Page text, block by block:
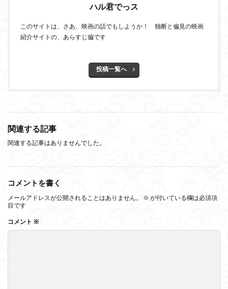
ハル君でっス
このサイトは、さあ、映画の話でもしようか！ 独断と偏見の映画
紹介サイトの、あらすじ偏です
投稿一覧へ
関連する記事
関連する記事はありませんでした。
コメントを書く
メールアドレスが公開されることはありません。 ※ が付いている欄は必須項
目です
コメント ※